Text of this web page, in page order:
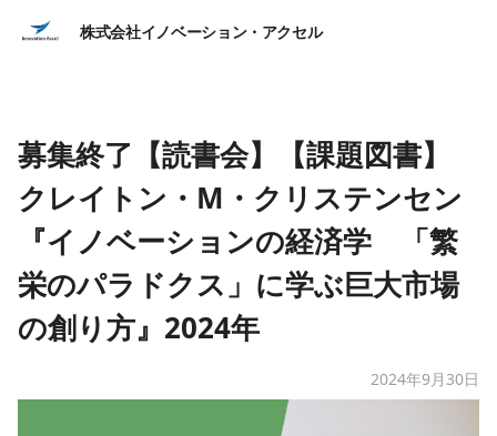
株式会社イノベーション・アクセル
募集終了【読書会】【課題図書】
クレイトン・M・クリステンセン
『イノベーションの経済学 「繁
栄のパラドクス」に学ぶ巨大市場
の創り方』2024年
2024年9月30日